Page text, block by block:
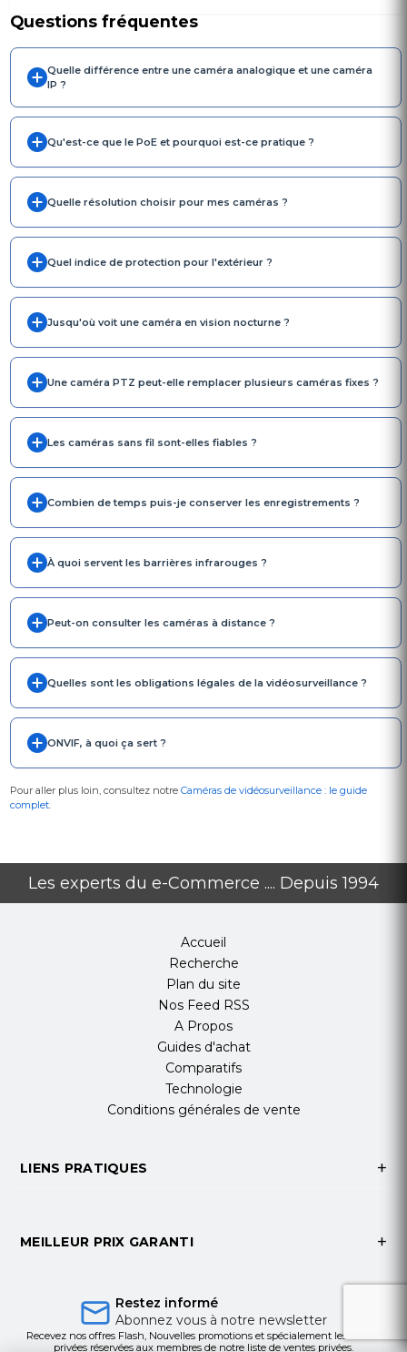
Questions fréquentes
Quelle différence entre une caméra analogique et une caméra
IP ?
Qu'est-ce que le PoE et pourquoi est-ce pratique ?
Quelle résolution choisir pour mes caméras ?
Quel indice de protection pour l'extérieur ?
Jusqu'où voit une caméra en vision nocturne ?
Une caméra PTZ peut-elle remplacer plusieurs caméras fixes ?
Les caméras sans fil sont-elles fiables ?
Combien de temps puis-je conserver les enregistrements ?
À quoi servent les barrières infrarouges ?
Peut-on consulter les caméras à distance ?
Quelles sont les obligations légales de la vidéosurveillance ?
ONVIF, à quoi ça sert ?
Pour aller plus loin, consultez notre Caméras de vidéosurveillance : le guide
complet.
Les experts du e-Commerce .... Depuis 1994
Accueil
Recherche
Plan du site
Nos Feed RSS
A Propos
Guides d'achat
Comparatifs
Technologie
Conditions générales de vente
LIENS PRATIQUES
MEILLEUR PRIX GARANTI
Restez informé
Abonnez vous à notre newsletter
Recevez nos offres Flash, Nouvelles promotions et spécialement les ventes
privées réservées aux membres de notre liste de ventes privées.